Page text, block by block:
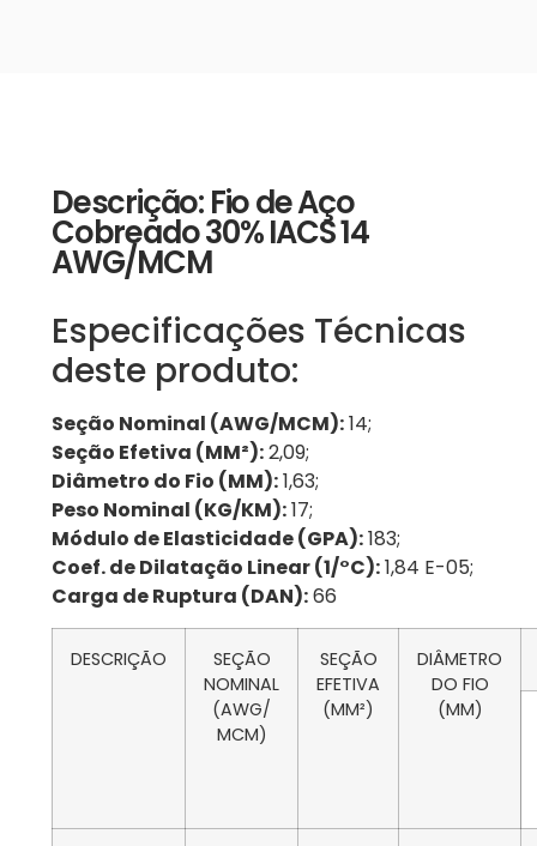
Descrição: Fio de Aço
Cobreado 30% IACS 14
AWG/MCM
Especificações Técnicas
deste produto:
Seção Nominal (AWG/MCM):14;
Seção Efetiva (MM²):2,09;
Diâmetro do Fio (MM):1,63;
Peso Nominal (KG/KM):17;
Módulo de Elasticidade (GPA):183;
Coef. de Dilatação Linear (1/°C):1,84 E-05;
Carga de Ruptura (DAN):66
DESCRIÇÃO
SEÇÃO
NOMINAL
(AWG/
MCM)
SEÇÃO
EFETIVA
(MM²)
DIÂMETRO
DO FIO
(MM)